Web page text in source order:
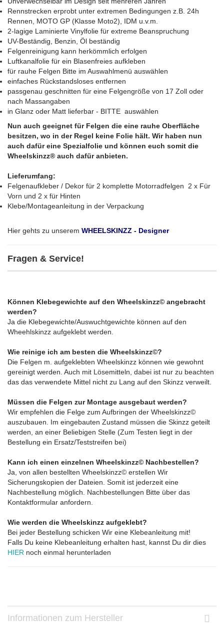
Rennstrecken erprobt unter extremen Bedingungen z.B. 24h
Rennen, MOTO GP (Klasse Moto2), IDM u.v.m.
2-lagige Laminierte Vinylfolie für extreme Beanspruchung
UV-Beständig, Benzin, Öl beständig
Felgenreinigung kann herkömmlich erfolgen
Luftkanalfolie für ein Blasenfreies aufkleben
für rauhe Felgen Bitte im Auswahlmenü auswählen
einfaches Rückstandsloses entfernen
passgenau geschnitten für eine Felgengröße von 17 Zoll oder
nach Massangaben
in Glanz oder Matt lieferbar - BITTE auswählen
Nun auch geeignet für Felgen die eine rauhe Oberfläche
besitzen, wo in der Regel keine Folie hält. Wir haben nun
auch dafür eine Spezialfolie und können euch somit die
Wheelskinzz® auch dafür anbieten.
Lieferumfang:
Felgenaufkleber / Dekor für 2 komplette Motorradfelgen 2 x Für
Vorn und 2 x für Hinten
Klebe/Montageanleitung in der Verpackung
Hier gehts zu unserem WHEELSKINZZ - Designer
Fragen & Service!
Können Klebegewichte auf den Wheelskinzz© angebracht
werden?
Ja die Klebegewichte/Auswuchtgewichte können auf den
Wheehlskinzz aufgeklebt werden.
Wie reinige ich am besten die Wheelskinzz©?
Die Felgen m. aufgeklebten Wheelskinzz können wie gewohnt
gereinigt werden. Auch mit Lösemitteln, dabei ist nur zu beachten
das das verwendete Mittel nicht zu Lang auf den Skinzz verweilt.
Müssen die Felgen zur Montage ausgebaut werden?
Wir empfehlen die Felge zum Aufbringen der Wheelskinzz©
auszubauen. Im eingebauten Zustand müssen die Skinzz geteilt
werden, an einer Beliebigen Stelle (Zum Testen liegt in der
Bestellung ein Ersatz/Teststreifen bei)
Kann ich einen einzelnen Wheelskinzz© Nachbestellen?
Ja, von allen bestellten Wheelskinzz© erstellen Wir
Sicherungskopien der Dateien. Somit ist jederzeit eine
Nachbestellung möglich. Nachbestellungen Bitte über das
Kontaktformular anfordern.
Wie werden die Wheelskinzz aufgeklebt?
Bei jeder Bestellung schicken Wir eine Klebeanleitung mit!
Falls Du keine Klebeanleitung erhalten hast, kannst Du dir dies
HIER noch einmal herunterladen
Informationen zum Hersteller